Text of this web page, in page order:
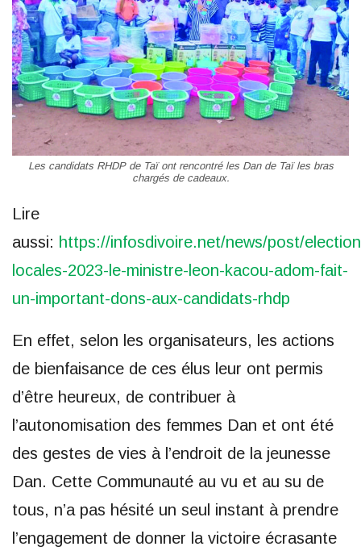
Les candidats RHDP de Taï ont rencontré les Dan de Taï les bras
chargés de cadeaux.
Lire
aussi: https://infosdivoire.net/news/post/
locales-2023-le-ministre-leon-kacou-adom-fait-
un-important-dons-aux-candidats-rhdp
En effet, selon les organisateurs, les actions
de bienfaisance de ces élus leur ont permis
d’être heureux, de contribuer à
l’autonomisation des femmes Dan et ont été
des gestes de vies à l’endroit de la jeunesse
Dan. Cette Communauté au vu et au su de
tous, n’a pas hésité un seul instant à prendre
l’engagement de donner la victoire écrasante